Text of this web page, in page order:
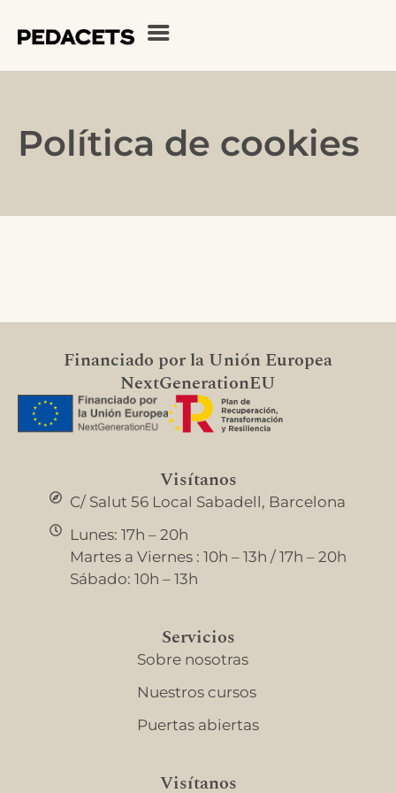
Política de cookies
Financiado por la Unión Europea
NextGenerationEU
Visítanos
C/ Salut 56 Local Sabadell, Barcelona
Lunes: 17h – 20h
Martes a Viernes : 10h – 13h / 17h – 20h
Sábado: 10h – 13h
Servicios
Sobre nosotras
Nuestros cursos
Puertas abiertas
Visítanos